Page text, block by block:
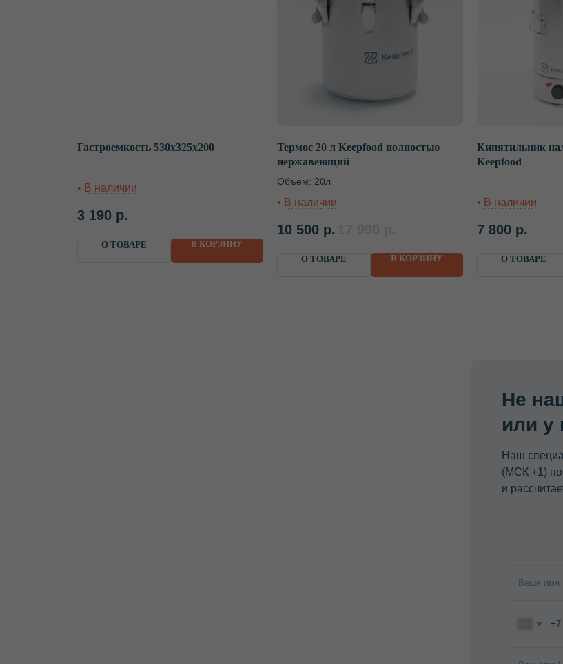
Гастроемкость 530х325х200
3 190 р.
О ТОВАРЕ В КОРЗИНУ
Термос 20 л Keepfood полностью
нержавеющий
Объём: 20л
10 500 р.
О ТОВАРЕ В КОРЗИНУ
Кипятильник
Keepfood
7 800 р.
О ТОВАРЕ
(МСК +1) по любому
Не нашли
или у вас
Я согласен (-на)с политикой